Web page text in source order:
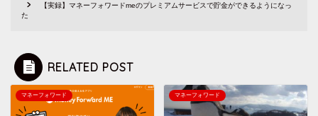
【実録】マネーフォワードmeのプレミアムサービスで貯金ができるようになっ
た
RELATED POST
マネーフォワード マネーフォワード